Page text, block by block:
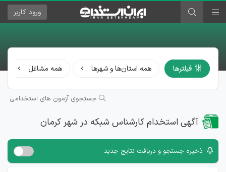
ورود کاربر
فیلترها همه استان‌ها و شهرها همه مشاغل
جستجوی آزمون های استخدامی
آگهی استخدام کارشناس شبکه در شهر کرمان
ذخیره جستجو و دریافت نتایج جدید